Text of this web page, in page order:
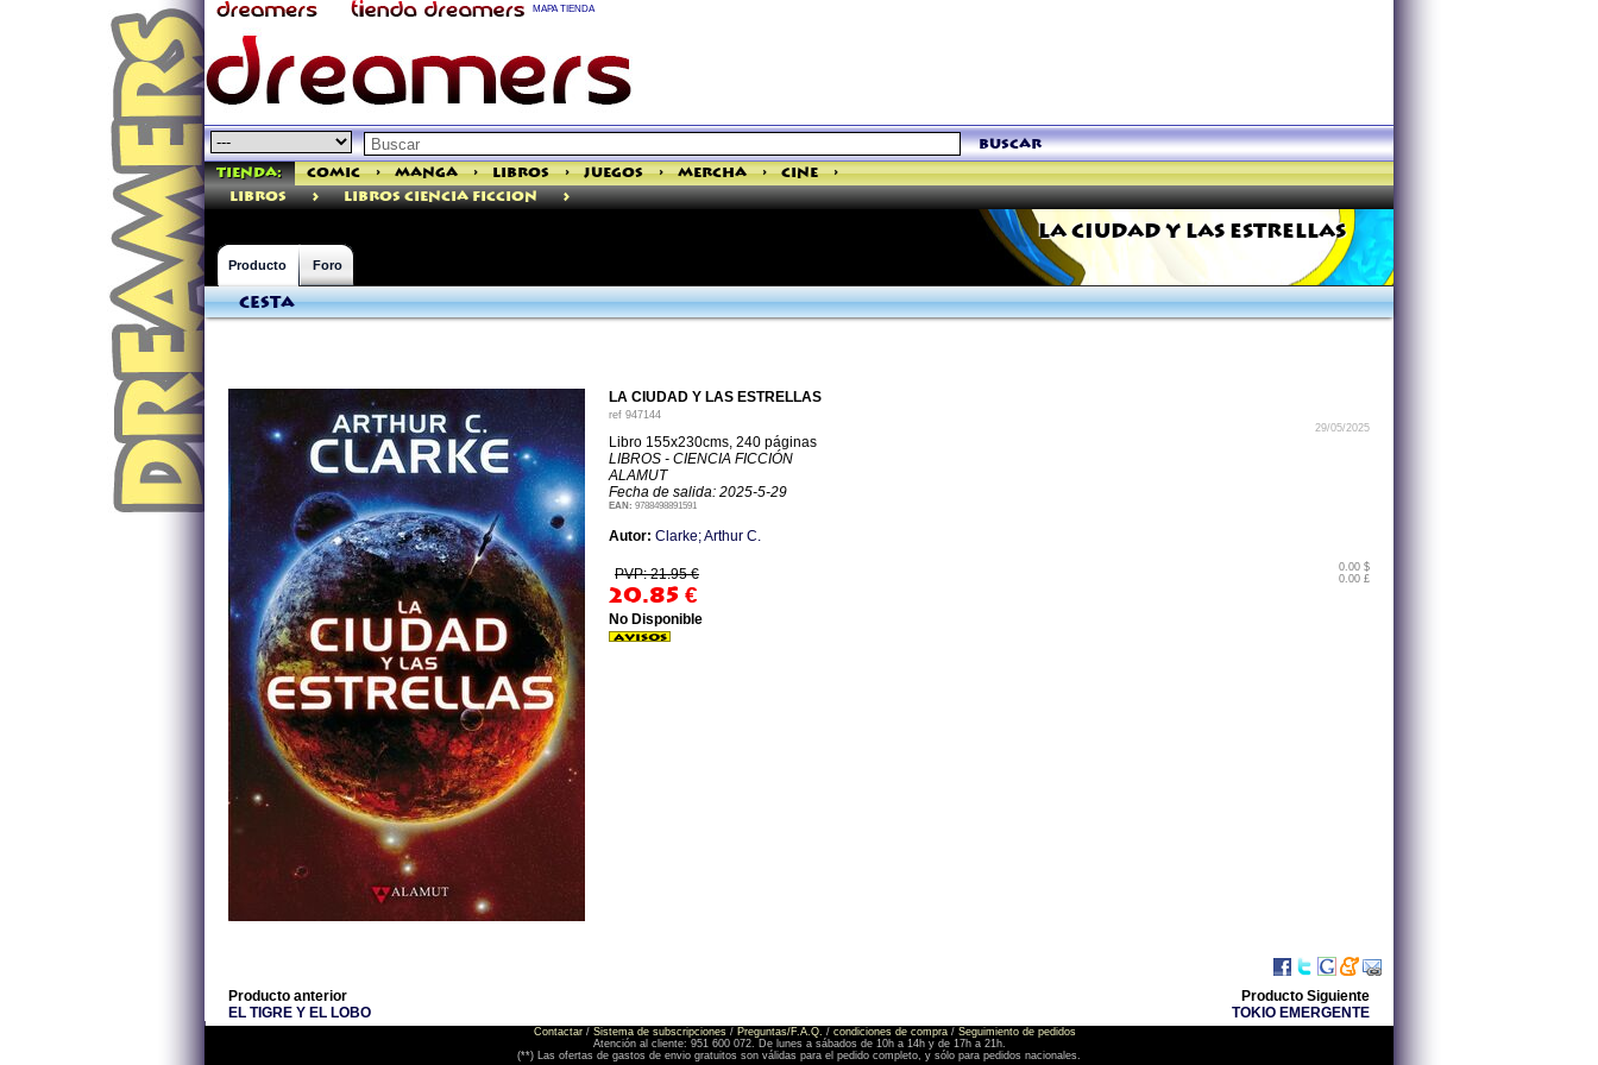
MAPA TIENDA
buscar
Tienda: Comic > Manga > Libros > Juegos > Mercha > Cine
>
libros
> Libros Ciencia Ficcion >
LA CIUDAD Y LAS ESTRELLAS
Producto Foro
Cesta
LA CIUDAD Y LAS ESTRELLAS
ref 947144
29/05/2025
Libro 155x230cms, 240 páginas
LIBROS - CIENCIA FICCIÓN
ALAMUT
Fecha de salida: 2025-5-29
EAN: 9788498891591
Autor: Clarke; Arthur C.
PVP: 21.95 €
20.85 €
0.00 $
0.00 £
No Disponible
Producto anterior
EL TIGRE Y EL LOBO
Producto Siguiente
TOKIO EMERGENTE
Contactar / Sistema de subscripciones / Preguntas/F.A.Q. / condiciones de compra / Seguimiento de pedidos
Atención al cliente: 951 600 072. De lunes a sábados de 10h a 14h y de 17h a 21h.
(**) Las ofertas de gastos de envio gratuitos son válidas para el pedido completo, y sólo para pedidos nacionales.